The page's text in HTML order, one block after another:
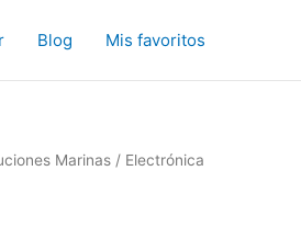
Blog Mis favoritos
Marinas / Electrónica